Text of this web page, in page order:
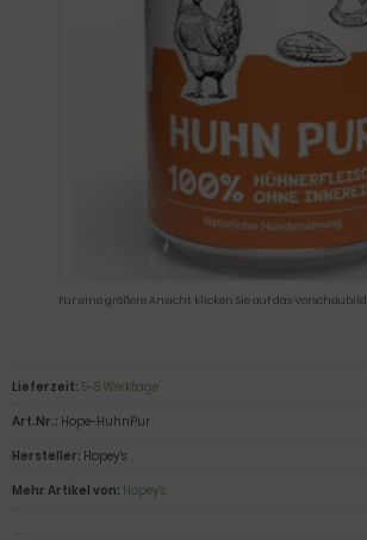
Für eine größere Ansicht klicken Sie auf das Vorschaubild
Lieferzeit: 5-8 Werktage
Art.Nr.: Hope-HuhnPur
Hersteller: Hopey's
Mehr Artikel von: Hopey's